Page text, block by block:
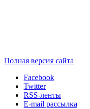
Полная версия сайта
Facebook
Twitter
RSS-ленты
E-mail рассылка